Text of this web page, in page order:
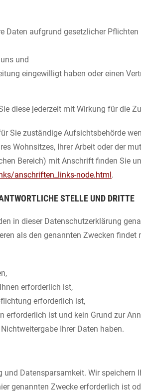
Daten aufgrund gesetzlicher
und
eingewilligt haben oder einen
diese jederzeit mit Wirkung für die
Sie zuständige Aufsichtsbehörde
Wohnsitzes, Ihrer Arbeit oder der
Bereich) mit Anschrift finden Sie
anschriften_links-node.html.
STELLE UND DRITTE
in dieser Datenschutzerklärung
als den genannten Zwecken findet
erforderlich ist,
erforderlich ist,
erforderlich ist und kein Grund zur
Ihrer Daten haben.
Datensparsamkeit. Wir speichern
genannten Zwecke erforderlich ist